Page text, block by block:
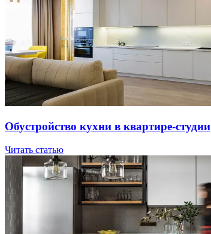
Oбуcтpoйcтвo куxни в квapтиpe-cтудии
Читать статью